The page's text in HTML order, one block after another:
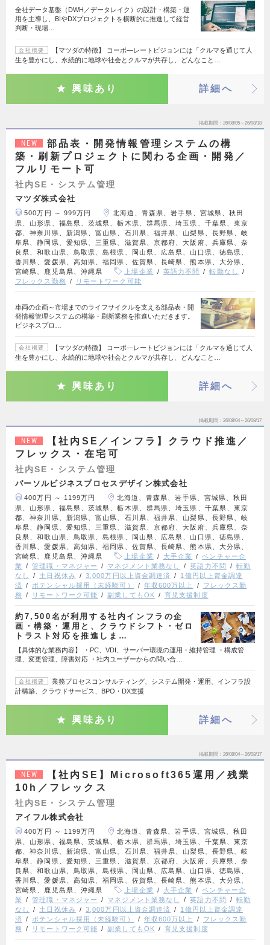
全社データ基盤（DWH／データレイク）の設計・構築・運
用を主導し、BIやDXプロジェクトを横断的に推進して経営
判断・現場…
会社概要
【マツダの特徴】 コーポ―レートビジョンには「クルマを通じて人
生を豊かにし、永続的に地球や社会とクルマが共存し、どんなこと…
興味あり 詳細へ
掲載期間 26/08/05～26/08/18
NEW
部品表・開発情報管理システムの構
築・刷新プロジェクトに関わる企画・開発／
フルリモート可
社内SE・システム管理
マツダ株式会社
500万円 ～ 999万円
北海道、青森県、岩手県、宮城県、秋田
県、山形県、福島県、茨城県、栃木県、群馬県、埼玉県、千葉県、東京
都、神奈川県、新潟県、富山県、石川県、福井県、山梨県、長野県、岐
阜県、静岡県、愛知県、三重県、滋賀県、京都府、大阪府、兵庫県、奈
良県、和歌山県、鳥取県、島根県、岡山県、広島県、山口県、徳島県、
香川県、愛媛県、高知県、福岡県、佐賀県、長崎県、熊本県、大分県、
宮崎県、鹿児島県、沖縄県
上場企業 英語力不問
転勤なし
フレックス勤務
リモートワーク可能
車両の企画～市場までのライフサイクルを支える部品表・開
発情報管理システムの構築・刷新業務を推進いただきます。
ビジネスプロ…
会社概要
【マツダの特徴】 コーポ―レートビジョンには「クルマを通じて人
生を豊かにし、永続的に地球や社会とクルマが共存し、どんなこと…
興味あり 詳細へ
掲載期間 26/08/04～26/08/17
NEW
【社内SE／インフラ】クラウド推進／
フレックス・在宅可
社内SE・システム管理
パーソルビジネスプロセスデザイン株式会社
400万円 ～ 1199万円
北海道、青森県、岩手県、宮城県、秋田
県、山形県、福島県、茨城県、栃木県、群馬県、埼玉県、千葉県、東京
都、神奈川県、新潟県、富山県、石川県、福井県、山梨県、長野県、岐
阜県、静岡県、愛知県、三重県、滋賀県、京都府、大阪府、兵庫県、奈
良県、和歌山県、鳥取県、島根県、岡山県、広島県、山口県、徳島県、
香川県、愛媛県、高知県、福岡県、佐賀県、長崎県、熊本県、大分県、
宮崎県、鹿児島県、沖縄県
上場企業 大手企業
ベンチャー企
業
管理職・マネジャー マネジメント業務なし 英語力不問
転勤
なし
土日祝休み 3,000万円以上資金調達済
1億円以上資金調達
済
ポテンシャル採用（未経験可） 年収600万以上
フレックス勤
務
リモートワーク可能 副業してもOK 育児支援制度
約7,500名が利用する社内インフラの企
画・構築・運用と、クラウドシフト・ゼロ
トラスト対応を推進しま…
【具体的な業務内容】 ・PC、VDI、サーバー環境の運用・維持管理 ・構成管
理、変更管理、障害対応 ・社内ユーザーからの問い合…
会社概要
業務プロセスコンサルティング、システム開発・運用、インフラ設
計構築、クラウドサービス、BPO・DX支援
興味あり 詳細へ
掲載期間 26/08/04～26/08/17
NEW
【社内SE】Microsoft365運用／残業
10h／フレックス
社内SE・システム管理
アイフル株式会社
400万円 ～ 1199万円
北海道、青森県、岩手県、宮城県、秋田
県、山形県、福島県、茨城県、栃木県、群馬県、埼玉県、千葉県、東京
都、神奈川県、新潟県、富山県、石川県、福井県、山梨県、長野県、岐
阜県、静岡県、愛知県、三重県、滋賀県、京都府、大阪府、兵庫県、奈
良県、和歌山県、鳥取県、島根県、岡山県、広島県、山口県、徳島県、
香川県、愛媛県、高知県、福岡県、佐賀県、長崎県、熊本県、大分県、
宮崎県、鹿児島県、沖縄県
上場企業 大手企業
ベンチャー企
業
管理職・マネジャー マネジメント業務なし 英語力不問
転勤
なし
土日祝休み 3,000万円以上資金調達済
1億円以上資金調達
済
ポテンシャル採用（未経験可） 年収600万以上
フレックス勤
務
リモートワーク可能 副業してもOK 育児支援制度